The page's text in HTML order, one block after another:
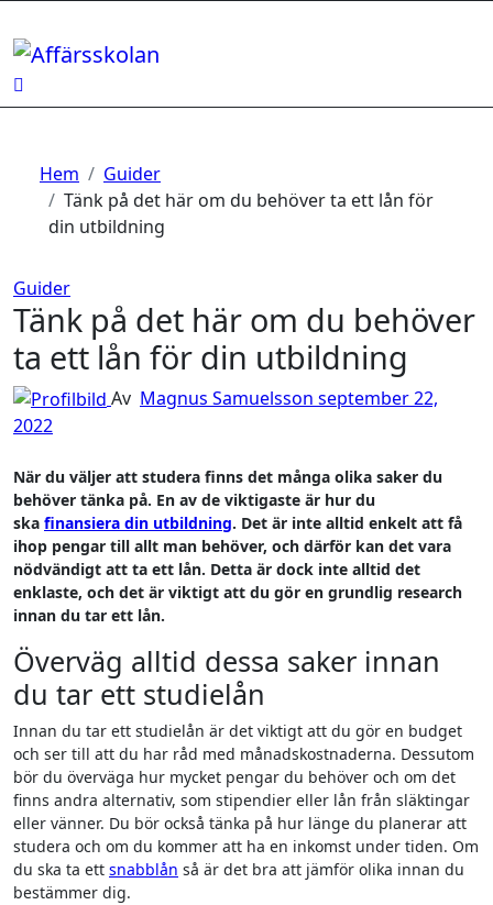
till
innehåll
Hem
Guider
Tänk på det här om du behöver ta ett lån för
din utbildning
Guider
Tänk på det här om du behöver
ta ett lån för din utbildning
Av Magnus Samuelsson september 22,
2022
När du väljer att studera finns det många olika saker du
behöver tänka på. En av de viktigaste är hur du
ska finansiera din utbildning. Det är inte alltid enkelt att få
ihop pengar till allt man behöver, och därför kan det vara
nödvändigt att ta ett lån. Detta är dock inte alltid det
enklaste, och det är viktigt att du gör en grundlig research
innan du tar ett lån.
Överväg alltid dessa saker innan
du tar ett studielån
Innan du tar ett studielån är det viktigt att du gör en budget
och ser till att du har råd med månadskostnaderna. Dessutom
bör du överväga hur mycket pengar du behöver och om det
finns andra alternativ, som stipendier eller lån från släktingar
eller vänner. Du bör också tänka på hur länge du planerar att
studera och om du kommer att ha en inkomst under tiden. Om
du ska ta ett snabblån så är det bra att jämför olika innan du
bestämmer dig.